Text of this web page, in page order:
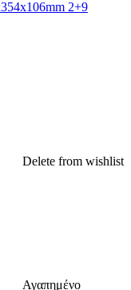
Delete from wishlist
Αγαπημένο